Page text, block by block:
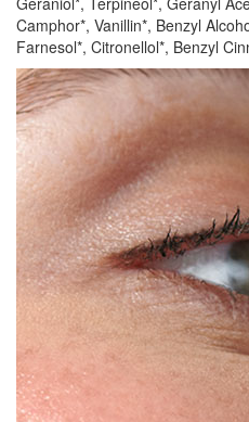
Camphor*, Vanillin*, Benzyl
Farnesol*, Citronellol*, Benzyl